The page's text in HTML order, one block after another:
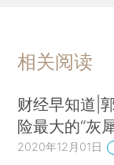
相关阅读
财经早知道|
险最大的“灰
2020年12月01日